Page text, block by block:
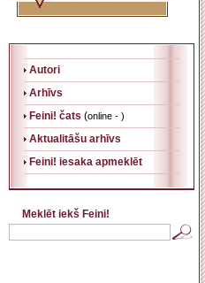
Autori
Arhīvs
Feini! čats (online - )
Aktualitāšu arhīvs
Feini! iesaka apmeklēt
Meklēt iekš Feini!